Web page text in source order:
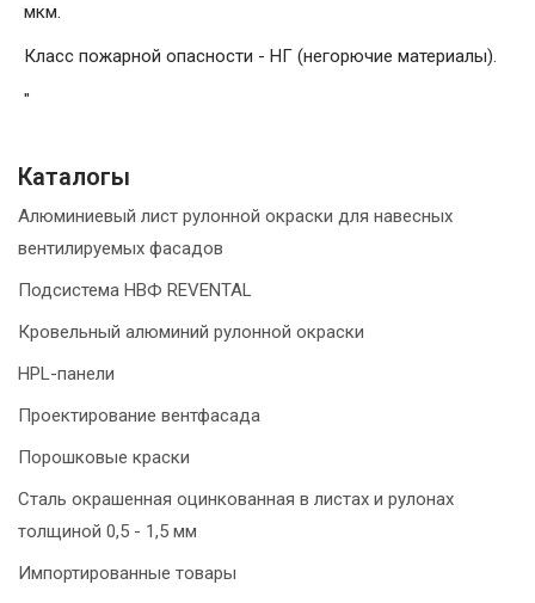
мкм.
Класс пожарной опасности - НГ (негорючие материалы).
"
Каталогы
Алюминиевый лист рулонной окраски для навесных
вентилируемых фасадов
Подсистема НВФ REVENTAL
Кровельный алюминий рулонной окраски
HPL-панели
Проектирование вентфасада
Порошковые краски
Сталь окрашенная оцинкованная в листах и рулонах
толщиной 0,5 - 1,5 мм
Импортированные товары